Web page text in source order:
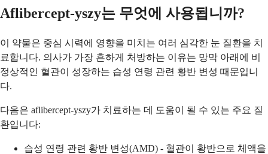
Aflibercept-yszy는 무엇에 사용됩니까?
이 약물은 중심 시력에 영향을 미치는 여러 심각한 눈 질환을 치
료합니다. 의사가 가장 흔하게 처방하는 이유는 망막 아래에 비
정상적인 혈관이 성장하는 습성 연령 관련 황반 변성 때문입니
다.
다음은 aflibercept-yszy가 치료하는 데 도움이 될 수 있는 주요 질
환입니다:
습성 연령 관련 황반 변성(AMD) - 혈관이 황반으로 체액을